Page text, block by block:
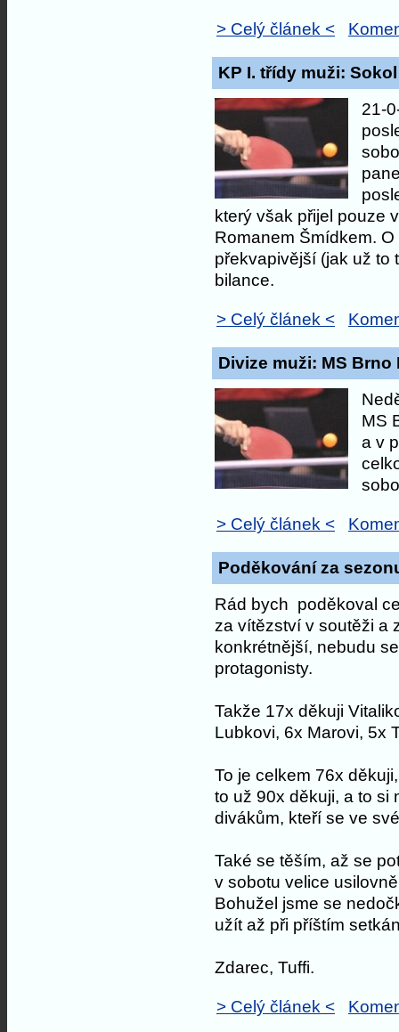
> Celý článek <
KP I. třídy muži:
21-
který však přijel pouze
Romanem Šmídkem.
překvapivější (jak už to
bilance.
> Celý článek <
Divize muži: MS Brno
MS
a v
> Celý článek <
Poděkování za
Rád bych poděkoval
za vítězství v soutěži a
konkrétnější, nebudu
protagonisty.
Takže 17x děkuji
Lubkovi, 6x Marovi, 5x
To je celkem 76x
to už 90x děkuji, a to si
divákům, kteří se ve
Také se těším, až se
v sobotu velice
Bohužel jsme se
užít až při příštím
Zdarec, Tuffi.
> Celý článek <